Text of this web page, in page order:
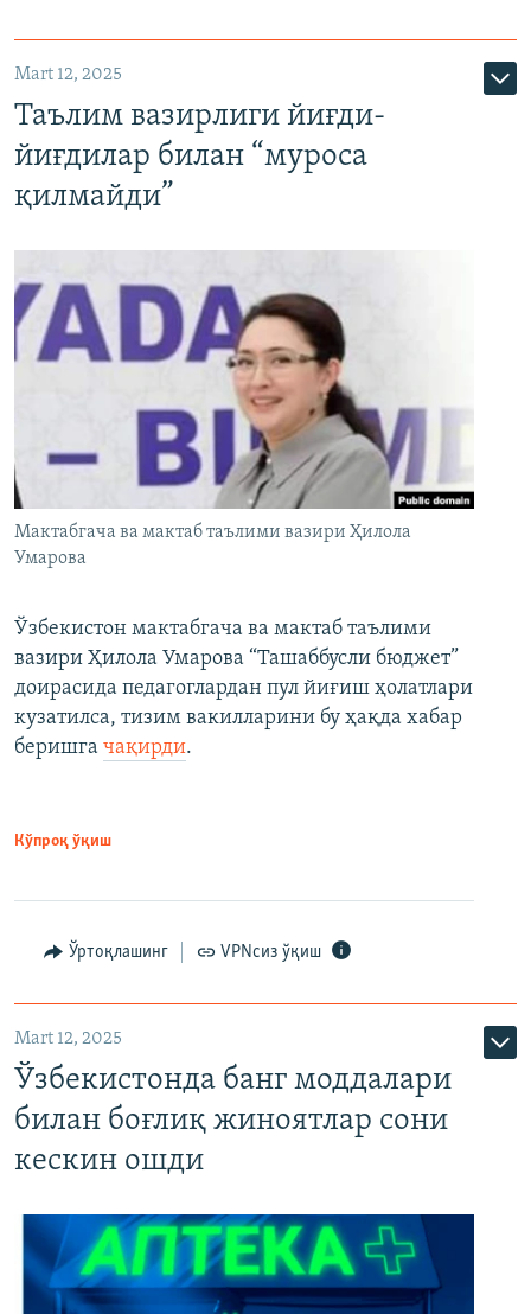
Mart 12, 2025
Таълим вазирлиги йиғди-
йиғдилар билан “муроса
қилмайди”
Мактабгача ва мактаб таълими вазири Ҳилола
Умарова
Ўзбекистон мактабгача ва мактаб таълими
вазири Ҳилола Умарова “Ташаббусли бюджет”
доирасида педагоглардан пул йиғиш ҳолатлари
кузатилса, тизим вакилларини бу ҳақда хабар
беришга чақирди.
Кўпроқ ўқиш
Ўртоқлашинг VPNсиз ўқиш
Mart 12, 2025
Ўзбекистонда банг моддалари
билан боғлиқ жиноятлар сони
кескин ошди